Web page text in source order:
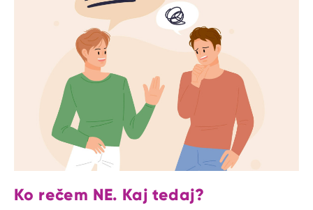
Ko rečem NE. Kaj tedaj?